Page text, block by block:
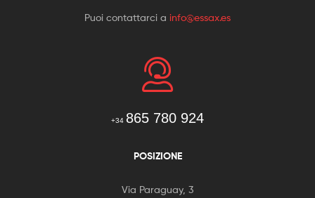
Puoi contattarci a info@essax.es
+34 865 780 924
POSIZIONE
Via Paraguay, 3